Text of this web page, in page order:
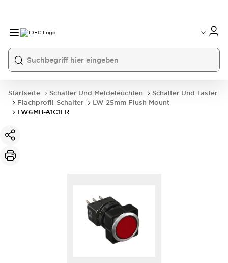
Startseite Schalter Und Meldeleuchten
Schalter Und Taster
Flachprofil-Schalter
LW 25mm Flush Mount
LW6MB-A1C1LR